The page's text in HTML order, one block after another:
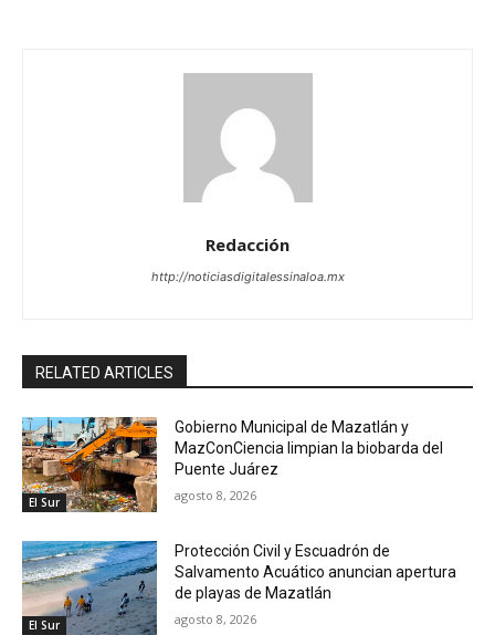
Redacción
http://noticiasdigitalessinaloa.mx
RELATED ARTICLES
El Sur
Gobierno Municipal de Mazatlán y
MazConCiencia limpian la biobarda del
Puente Juárez
agosto 8, 2026
El Sur
Protección Civil y Escuadrón de
Salvamento Acuático anuncian apertura
de playas de Mazatlán
agosto 8, 2026